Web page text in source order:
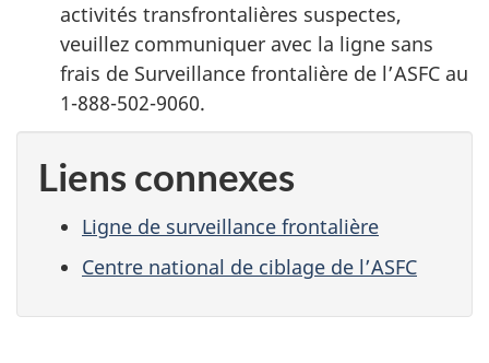
activités transfrontalières suspectes,
veuillez communiquer avec la ligne sans
frais de Surveillance frontalière de l’ASFC au
1-888-502-9060.
Liens connexes
Ligne de surveillance frontalière
Centre national de ciblage de l’ASFC